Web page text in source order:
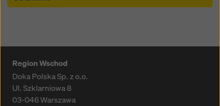
Region Wschod
Doka Polska Sp. z o.o.
Ul. Szklarniowa 8
03-046Warszawa